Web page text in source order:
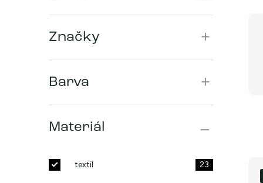
n
l
Značky
Barva
Materiál
textil 23